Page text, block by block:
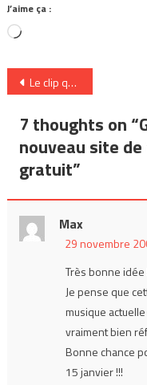
J’aime ça :
Chargement…
Navigation
de
l’article
Le clip qui déchire : Sarkozy
7 thoughts on “
nouveau site
gratuit”
Max
29 novembre
Très bonne idée
Je pense que
musique
vraiment bien
Bonne chance
15 janvier !!!